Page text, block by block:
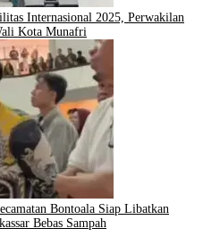
Internasional 2025, Perwakilan
Kota Munafri
Bontoala Siap Libatkan
Bebas Sampah